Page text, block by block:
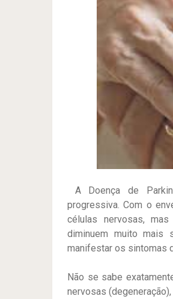
A Doença de
progressiva. Com o
células nervosas,
diminuem muito mais
manifestar os sintomas
Não se sabe
nervosas